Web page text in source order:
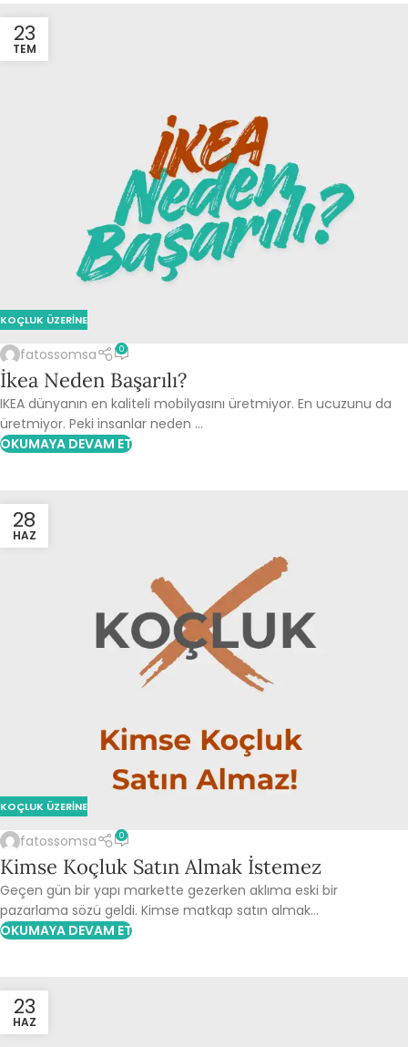
23
TEM
KOÇLUK ÜZERINE
fatossomsa 0
İkea Neden Başarılı?
IKEA dünyanın en kaliteli mobilyasını üretmiyor. En ucuzunu da
üretmiyor. Peki insanlar neden ...
OKUMAYA DEVAM ET
28
HAZ
KOÇLUK ÜZERINE
fatossomsa 0
Kimse Koçluk Satın Almak İstemez
Geçen gün bir yapı markette gezerken aklıma eski bir
pazarlama sözü geldi. Kimse matkap satın almak...
OKUMAYA DEVAM ET
23
HAZ